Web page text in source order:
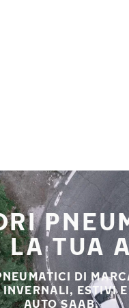
LA TUA
DI
ESTIVI
AUTO SAAB.